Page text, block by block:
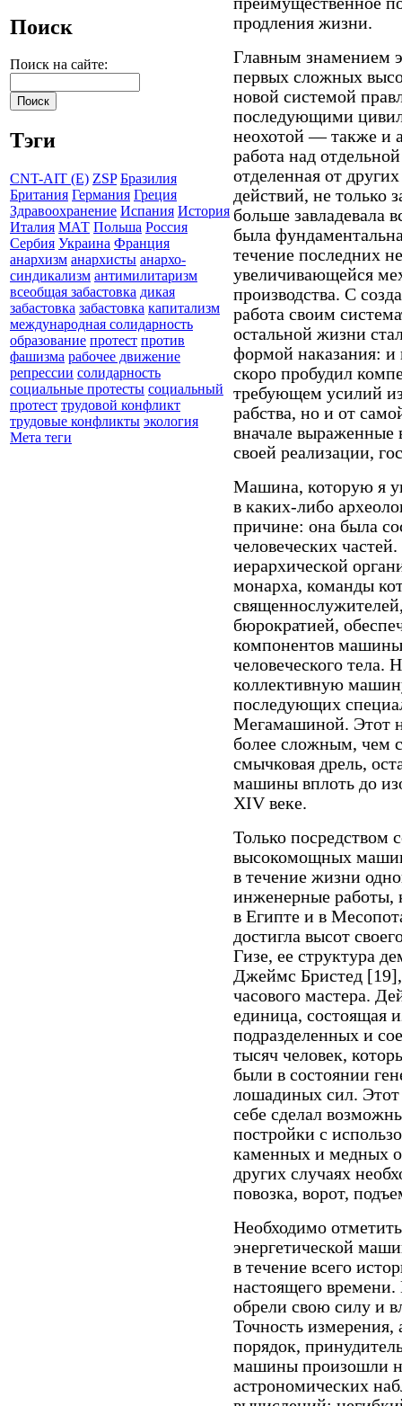
Поиск
Поиск на сайте:
Тэги
CNT-AIT (E) ZSP Бразилия
Британия Германия Греция
Здравоохранение Испания История
Италия МАТ Польша Россия
Сербия Украина Франция
анархизм анархисты анархо-
синдикализм антимилитаризм
всеобщая забастовка дикая
забастовка забастовка капитализм
международная солидарность
образование протест против
фашизма рабочее движение
репрессии солидарность
социальные протесты социальный
протест трудовой конфликт
трудовые конфликты экология
Мета теги
продления жизни.
Главным знамением
первых сложных
новой системой
последующими
неохотой — также и
работа над
отделенная от
действий, не только
больше завладевала
была
течение последних
увеличивающейся
производства. С
работа своим
остальной жизни
формой наказания: и
скоро пробудил
требующем усилий
рабства, но и от
вначале выраженные
своей реализации,
Машина, которую я
в каких-либо
причине: она была
человеческих
иерархической
монарха, команды
бюрократией,
компонентов
человеческого тела.
коллективную
последующих
Мегамашиной. Этот
более сложным, чем
смычковая дрель,
машины вплоть до
XIV веке.
Только посредством
высокомощных
в течение жизни
инженерные работы,
в Египте и в
достигла высот
Гизе, ее структура
Джеймс Бристед [19],
часового мастера.
единица, состоящая
подразделенных и
тысяч человек,
были в состоянии
лошадиных сил. Этот
себе сделал
постройки с
каменных и медных
других случаях
повозка, ворот,
Необходимо
энергетической
в течение всего
настоящего
обрели свою силу и
Точность
порядок,
машины произошли
астрономических